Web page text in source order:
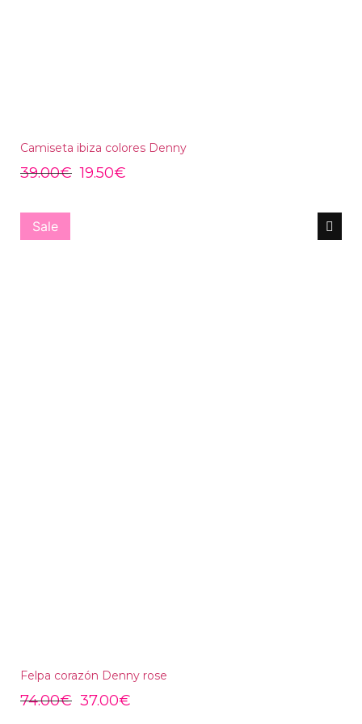
Camiseta ibiza colores Denny
39.00€ 19.50€
Sale
Felpa corazón Denny rose
74.00€ 37.00€